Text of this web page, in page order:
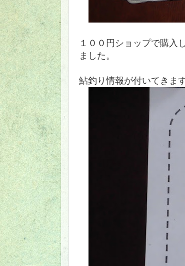
１００円ショップで購入
ました。
鮎釣り情報が付いてきます